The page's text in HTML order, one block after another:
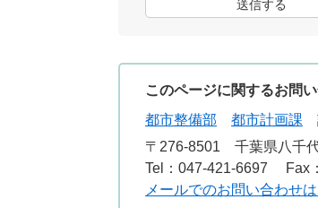
このページに関するお問
都市整備部
都市計画課
〒276-8501
千葉県八千
Tel：047-421-6697
Fax
メールでのお問い合わせ